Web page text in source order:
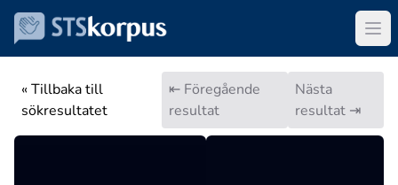
« Tillbaka till
sökresultatet
⇤ Föregående
resultat
Nästa
resultat ⇥